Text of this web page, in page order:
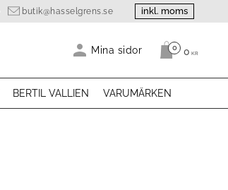
butik@hasselgrens.se inkl. moms
Mina sidor Antal
0 0 KR
BERTIL VALLIEN VARUMÄRKEN